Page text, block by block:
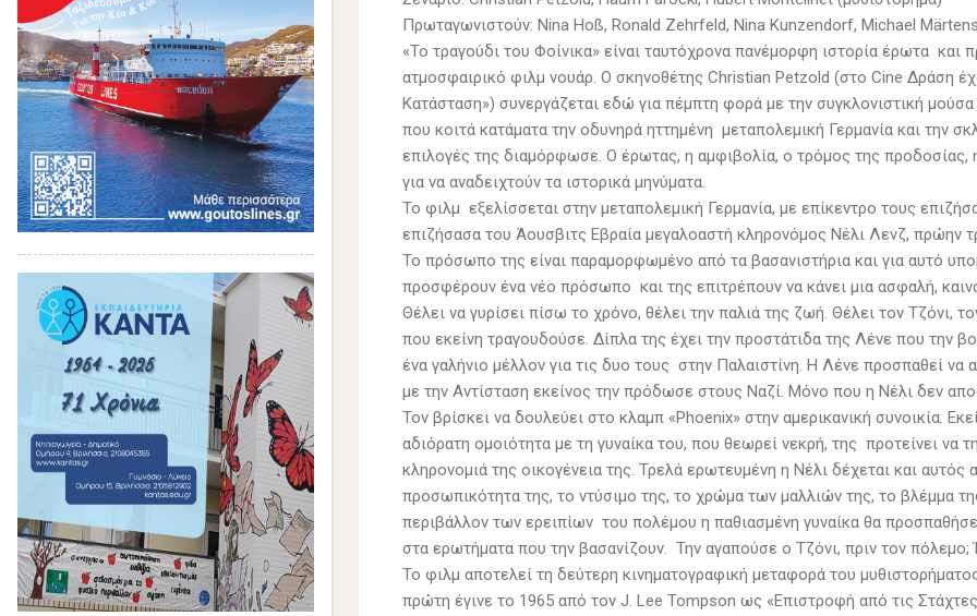
Πρωταγωνιστούν: Nina Hoß, Ronald Zehrfeld, Nina Kunzendorf, Michael
«Το τραγούδι του Φοίνικα» είναι ταυτόχρονα πανέμορφη ιστορία έρωτα και
ατμοσφαιρικό φιλμ νουάρ. Ο σκηνοθέτης Christian Petzold (στο Cine Δράση
Κατάσταση») συνεργάζεται εδώ για πέμπτη φορά με την συγκλονιστική
που κοιτά κατάματα την οδυνηρά ηττημένη μεταπολεμική Γερμανία και την
επιλογές της διαμόρφωσε. Ο έρωτας, η αμφιβολία, ο τρόμος της προδοσίας,
για να αναδειχτούν τα ιστορικά μηνύματα.
Το φιλμ εξελίσσεται στην μεταπολεμική Γερμανία, με επίκεντρο τους
επιζήσασα του Άουσβιτς Εβραία μεγαλοαστή κληρονόμος Νέλι Λενζ, πρώην
Το πρόσωπο της είναι παραμορφωμένο από τα βασανιστήρια και για αυτό
προσφέρουν ένα νέο πρόσωπο και της επιτρέπουν να κάνει μια ασφαλή,
Θέλει να γυρίσει πίσω το χρόνο, θέλει την παλιά της ζωή. Θέλει τον Τζόνι,
που εκείνη τραγουδούσε. Δίπλα της έχει την προστάτιδα της Λένε που την
ένα γαλήνιο μέλλον για τις δυο τους στην Παλαιστίνη. Η Λένε προσπαθεί
με την Αντίσταση εκείνος την πρόδωσε στους Ναζί. Μόνο που η Νέλι δεν
Τον βρίσκει να δουλεύει στο κλαμπ «Phoenix» στην αμερικανική συνοικία.
αδιόρατη ομοιότητα με τη γυναίκα του, που θεωρεί νεκρή, της προτείνει να
κληρονομιά της οικογένεια της. Τρελά ερωτευμένη η Νέλι δέχεται και αυτός
προσωπικότητα της, το ντύσιμο της, το χρώμα των μαλλιών της, το βλέμμα
περιβάλλον των ερειπίων του πολέμου η παθιασμένη γυναίκα θα
στα ερωτήματα που την βασανίζουν. Την αγαπούσε ο Τζόνι, πριν τον πόλεμο;
Το φιλμ αποτελεί τη δεύτερη κινηματογραφική μεταφορά του
πρώτη έγινε το 1965 από τον J. Lee Tompson ως «Επιστροφή από τις